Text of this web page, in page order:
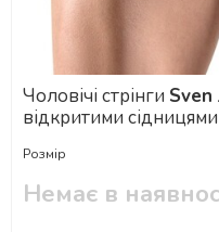
Чоловічі стрінги Sven
відкритими
Розмір
Немає в